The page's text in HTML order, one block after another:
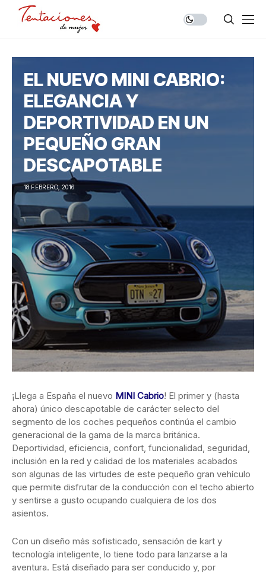
EL NUEVO MINI CABRIO:
ELEGANCIA Y
DEPORTIVIDAD EN UN
PEQUEÑO GRAN
DESCAPOTABLE
18 FEBRERO, 2016
¡Llega a España el nuevo MINI Cabrio! El primer y (hasta
ahora) único descapotable de carácter selecto del
segmento de los coches pequeños continúa el cambio
generacional de la gama de la marca británica.
Deportividad, eficiencia, confort, funcionalidad, seguridad,
inclusión en la red y calidad de los materiales acabados
son algunas de las virtudes de este pequeño gran vehículo
que permite disfrutar de la conducción con el techo abierto
y sentirse a gusto ocupando cualquiera de los dos
asientos.
Con un diseño más sofisticado, sensación de kart y
tecnología inteligente, lo tiene todo para lanzarse a la
aventura. Está diseñado para ser conducido y, por